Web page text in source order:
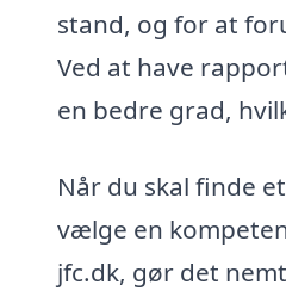
stand, og for at
Ved at have
en bedre grad,
Når du skal finde
vælge en
jfc.dk, gør det